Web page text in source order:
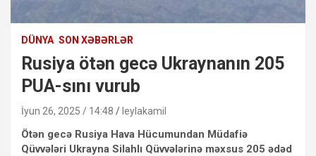
DÜNYA SON XƏBƏRLƏR
Rusiya ötən gecə Ukraynanın 205
PUA-sını vurub
İyun 26, 2025 / 14:48 leylakamil
Ötən gecə Rusiya Hava Hücumundan Müdafiə
Qüvvələri Ukrayna Silahlı Qüvvələrinə məxsus 205 ədəd